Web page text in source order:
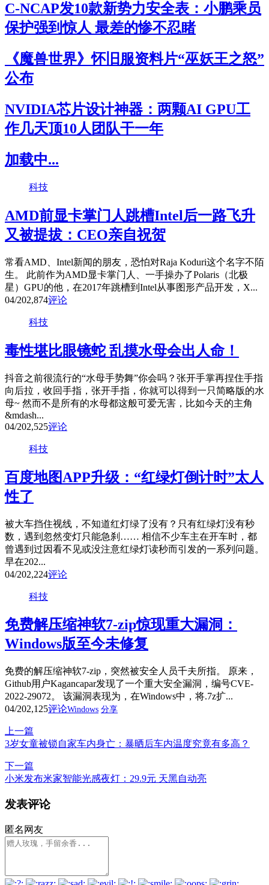
C-NCAP发10款新势力安全表：小鹏乘员
保护强到惊人 最差的惨不忍睹
《魔兽世界》怀旧服资料片“巫妖王之怒”
公布
NVIDIA芯片设计神器：两颗AI GPU工
作几天顶10人团队干一年
加载中...
科技
AMD前显卡掌门人跳槽Intel后一路飞升
又被提拔：CEO亲自祝贺
常看AMD、Intel新闻的朋友，恐怕对Raja Koduri这个名字不陌
生。 此前作为AMD显卡掌门人、一手操办了Polaris（北极
星）GPU的他，在2017年跳槽到Intel从事图形产品开发，X...
04/202,874评论
科技
毒性堪比眼镜蛇 乱摸水母会出人命！
抖音之前很流行的“水母手势舞”你会吗？张开手掌再捏住手指
向后拉，收回手指，张开手指，你就可以得到一只简略版的水
母~ 然而不是所有的水母都这般可爱无害，比如今天的主角
&mdash...
04/202,525评论
科技
百度地图APP升级：“红绿灯倒计时”太人
性了
被大车挡住视线，不知道红灯绿了没有？只有红绿灯没有秒
数，遇到忽然变灯只能急刹…… 相信不少车主在开车时，都
曾遇到过因看不见或没注意红绿灯读秒而引发的一系列问题。
早在202...
04/202,224评论
科技
免费解压缩神软7-zip惊现重大漏洞：
Windows版至今未修复
免费的解压缩神软7-zip，突然被安全人员千夫所指。 原来，
Github用户Kagancapar发现了一个重大安全漏洞，编号CVE-
2022-29072。 该漏洞表现为，在Windows中，将.7z扩...
04/202,125评论Windows 分享
上一篇
3岁女童被锁自家车内身亡：暴晒后车内温度究竟有多高？
下一篇
小米发布米家智能光感夜灯：29.9元 天黑自动亮
发表评论
匿名网友